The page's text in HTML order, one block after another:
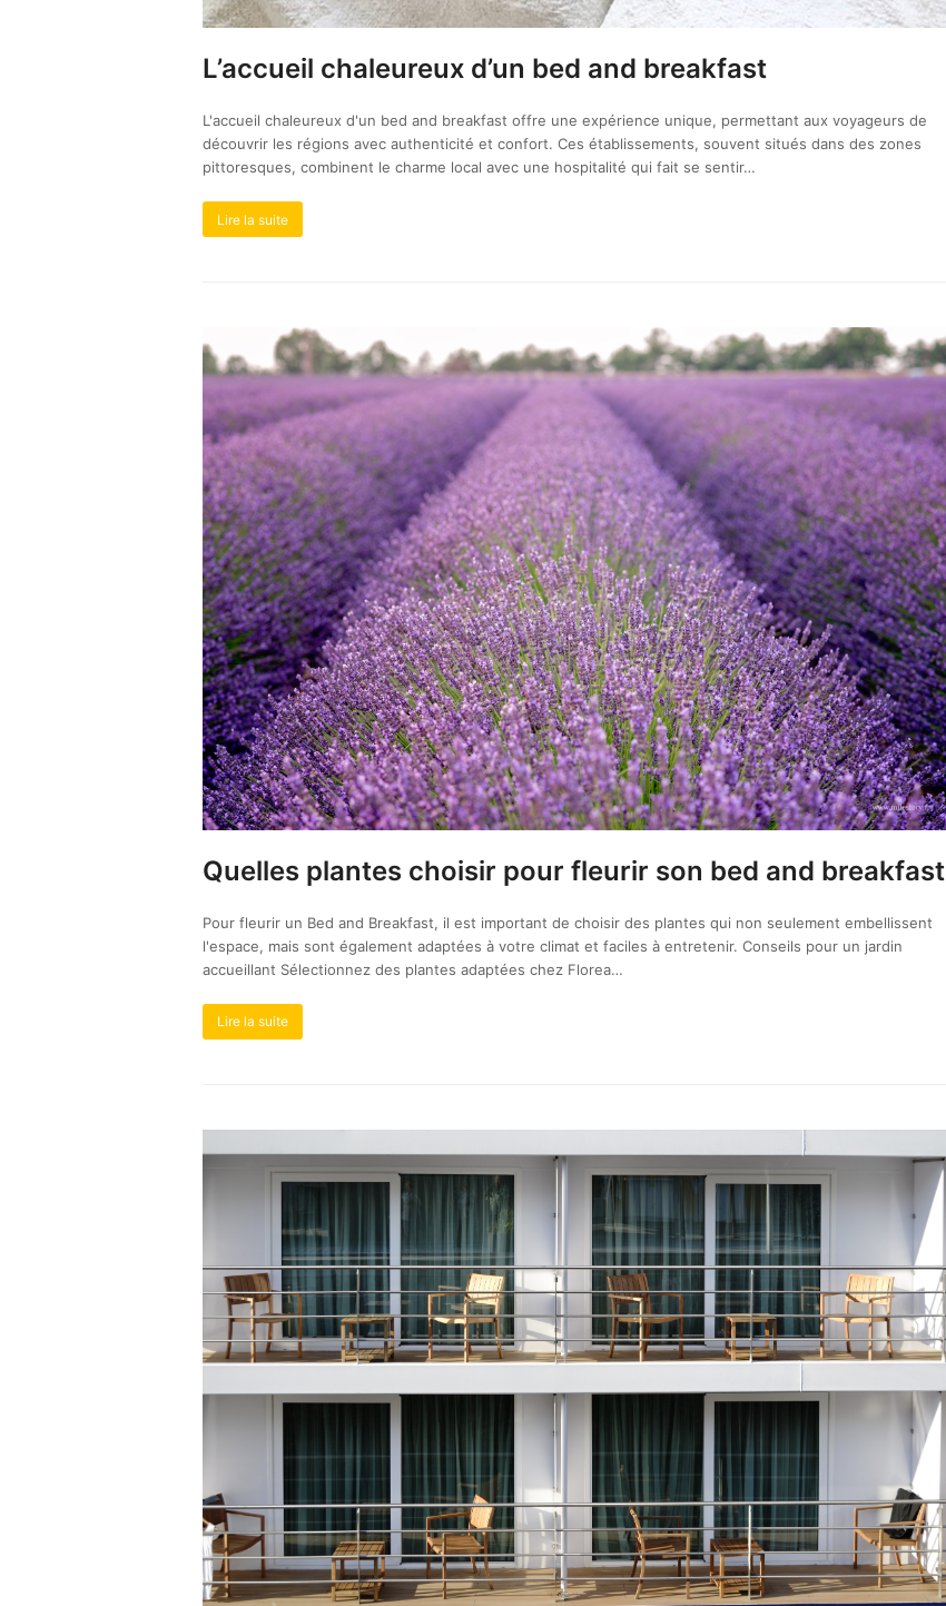
L’accueil chaleureux d’un bed and breakfast
L'accueil chaleureux d'un bed and breakfast offre une expérience unique, permettant aux voyageurs de
découvrir les régions avec authenticité et confort. Ces établissements, souvent situés dans des zones
pittoresques, combinent le charme local avec une hospitalité qui fait se sentir…
Lire la suite
Quelles plantes choisir pour fleurir son bed and breakfast
Pour fleurir un Bed and Breakfast, il est important de choisir des plantes qui non seulement embellissent
l'espace, mais sont également adaptées à votre climat et faciles à entretenir. Conseils pour un jardin
accueillant Sélectionnez des plantes adaptées chez Florea…
Lire la suite